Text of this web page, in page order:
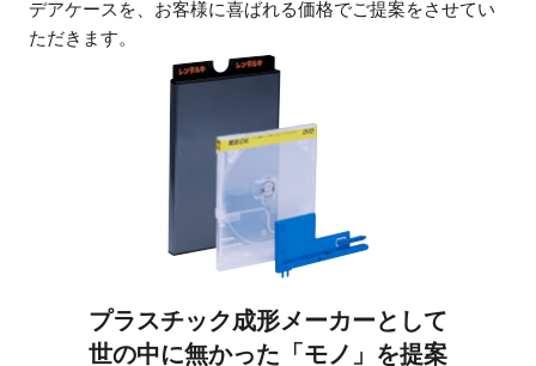
デアケースを、お客様に喜ばれる価格でご提案をさせてい
ただきます。
プラスチック成形メーカーとして
世の中に無かった「モノ」を提案